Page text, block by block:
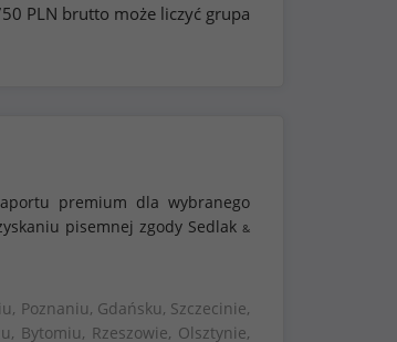
PLN brutto może liczyć grupa
premium dla wybranego
pisemnej zgody Sedlak &
Poznaniu, Gdańsku, Szczecinie,
Bytomiu, Rzeszowie, Olsztynie,